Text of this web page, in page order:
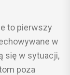
to pierwszy
w
się w sytuacji,
poza